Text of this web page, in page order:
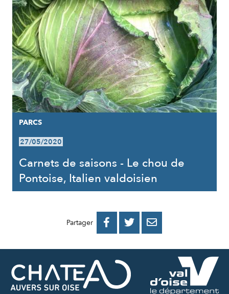
PARCS
27/05/2020
Carnets de saisons - Le chou de
Pontoise, Italien valdoisien
Partager 
PARTAGER
FACEBOOK
PARTAGER
PARTAGER
MAIL